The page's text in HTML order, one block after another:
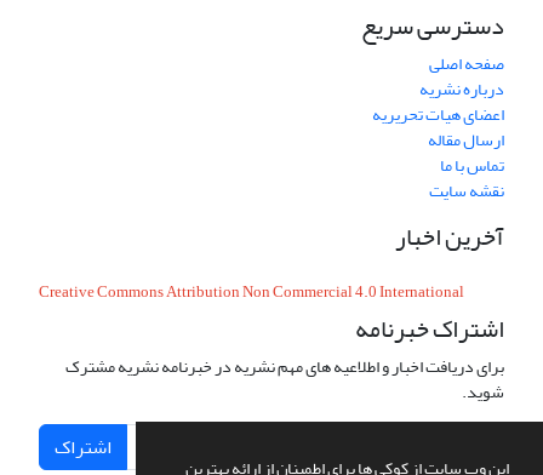
این وب سایت از کوکی ها برای اطمینان از ارائه بهترین
دسترسی سریع
صفحه اصلی
درباره نشریه
اعضای هیات تحریریه
ارسال مقاله
تماس با ما
نقشه سایت
آخرین اخبار
Creative Commons Attribution Non Commercial 4.0 International
اشتراک خبرنامه
برای دریافت اخبار و اطلاعیه های مهم نشریه در خبرنامه نشریه مشترک
شوید.
اشتراک